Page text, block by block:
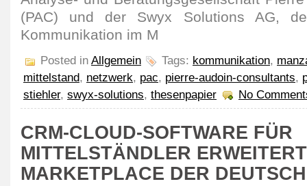
(PAC) und der Swyx Solutions AG,
Kommunikation im M
Posted in Allgemein Tags: kommunikation,
mittelstand, netzwerk, pac, pierre-audoin-consultants,
stiehler, swyx-solutions, thesenpapier No
CRM-CLOUD-SOFTWARE FÜR
MITTELSTÄNDLER
MARKETPLACE DER